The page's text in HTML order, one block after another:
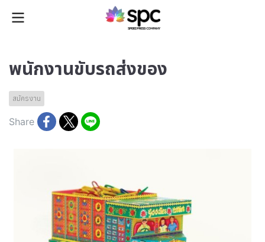
พนักงานขับรถส่งของ
สมัครงาน
Share